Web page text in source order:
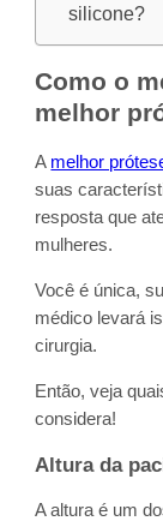
silicone?
Como o
melhor
A melhor
suas
resposta que
mulheres.
Você é única,
médico levará
cirurgia.
Então, veja
considera!
Altura da
A altura é um